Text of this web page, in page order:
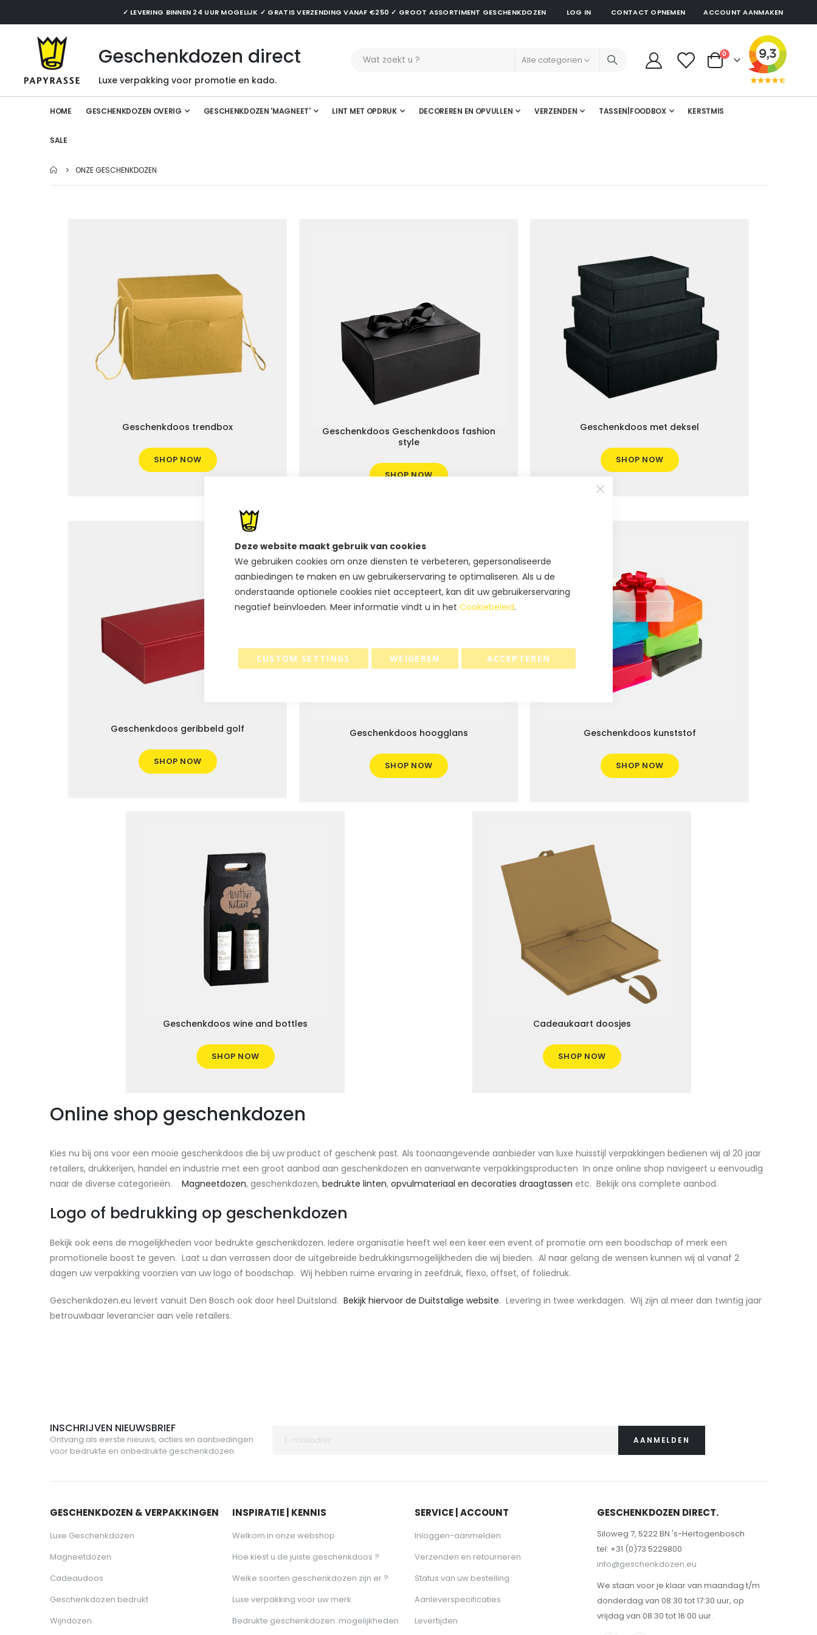
Deze website maakt gebruik van cookies
We gebruiken cookies om onze diensten te verbeteren, gepersonaliseerde
aanbiedingen te maken en uw gebruikerservaring te optimaliseren. Als u de
onderstaande optionele cookies niet accepteert, kan dit uw gebruikerservaring
negatief beïnvloeden. Meer informatie vindt u in het Cookiebeleid.
ACCEPTEREN
CUSTOM SETTINGS WEIGEREN
✓ LEVERING BINNEN 24 UUR MOGELIJK ✓ GRATIS VERZENDING VANAF €250 ✓ GROOT ASSORTIMENT GESCHENKDOZEN LOG IN CONTACT OPNEMEN ACCOUNT AANMAKEN
Geschenkdozen direct
Luxe verpakking voor promotie en kado.
Cart
0producten
HOME GESCHENKDOZEN OVERIG GESCHENKDOZEN 'MAGNEET' LINT MET OPDRUK DECOREREN EN OPVULLEN VERZENDEN TASSEN|FOODBOX KERSTMIS
SALE
ONZE GESCHENKDOZEN
Geschenkdoos trendbox
SHOP NOW
Geschenkdoos Geschenkdoos fashion
style
SHOP NOW
Geschenkdoos met deksel
SHOP NOW
Geschenkdoos geribbeld golf
SHOP NOW
Geschenkdoos hoogglans
SHOP NOW
Geschenkdoos kunststof
SHOP NOW
Geschenkdoos wine and bottles
SHOP NOW
Cadeaukaart doosjes
SHOP NOW
Online shop geschenkdozen
Kies nu bij ons voor een mooie geschenkdoos die bij uw product of geschenk past. Als toonaangevende aanbieder van luxe huisstijl verpakkingen bedienen wij al 20 jaar
retailers, drukkerijen, handel en industrie met een groot aanbod aan geschenkdozen en aanverwante verpakkingsproducten In onze online shop navigeert u eenvoudig
naar de diverse categorieën. Magneetdozen, geschenkdozen, bedrukte linten, opvulmateriaal en decoraties draagtassen etc. Bekijk ons complete aanbod.
Logo of bedrukking op geschenkdozen
Bekijk ook eens de mogelijkheden voor bedrukte geschenkdozen. Iedere organisatie heeft wel een keer een event of promotie om een boodschap of merk een
promotionele boost te geven. Laat u dan verrassen door de uitgebreide bedrukkingsmogelijkheden die wij bieden. Al naar gelang de wensen kunnen wij al vanaf 2
dagen uw verpakking voorzien van uw logo of boodschap. Wij hebben ruime ervaring in zeefdruk, flexo, offset, of foliedruk.
Geschenkdozen.eu levert vanuit Den Bosch ook door heel Duitsland. Bekijk hiervoor de Duitstalige website. Levering in twee werkdagen. Wij zijn al meer dan twintig jaar
betrouwbaar leverancier aan vele retailers.
INSCHRIJVEN NIEUWSBRIEF
Ontvang als eerste nieuws, acties en aanbiedingen
voor bedrukte en onbedrukte geschenkdozen.
AANMELDEN
GESCHENKDOZEN & VERPAKKINGEN
Luxe Geschenkdozen
Magneetdozen
Cadeaudoos
Geschenkdozen bedrukt
Wijndozen
INSPIRATIE | KENNIS
Welkom in onze webshop
Hoe kiest u de juiste geschenkdoos ?
Welke soorten geschenkdozen zijn er ?
Luxe verpakking voor uw merk
Bedrukte geschenkdozen: mogelijkheden
SERVICE | ACCOUNT
Inloggen-aanmelden
Verzenden en retourneren
Status van uw bestelling
Aanleverspecificaties
Levertijden
GESCHENKDOZEN DIRECT.
Siloweg 7, 5222 BN 's-Hertogenbosch
tel: +31 (0)73 5229800
info@geschenkdozen.eu
We staan voor je klaar van maandag t/m
donderdag van 08:30 tot 17:30 uur, op
vrijdag van 08:30 tot 16:00 uur.